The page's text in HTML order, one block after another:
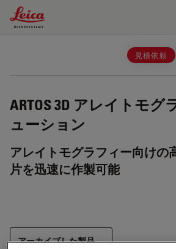
Leica Microsystems Logo
見積依頼
ARTOS 3D アレイトモグ
ューション
アレイトモグラフィー向けの
片を迅速に作製可能
アーカイブした製品